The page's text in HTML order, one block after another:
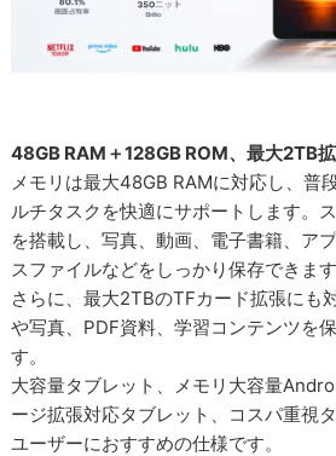
48GB RAM＋128GB ROM、最大2TB
メモリは最大48GB RAMに対応し、普
ルチタスクを快適にサポートします。
を搭載し、写真、動画、電子書籍、ア
スファイルなどをしっかり保存できます
さらに、最大2TBのTFカード拡張にも
や写真、PDF資料、学習コンテンツを
す。
大容量タブレット、メモリ大容量
ージ拡張対応タブレット、コスパ重視
ユーザーにおすすめの仕様です。